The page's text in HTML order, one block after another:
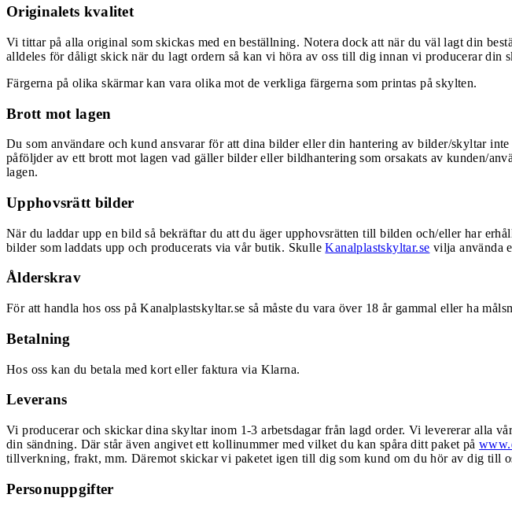
Originalets kvalitet
Vi tittar på alla original som skickas med en beställning. Notera dock att när du väl lagt din
alldeles för dåligt skick när du lagt ordern så kan vi höra av oss till dig innan vi producerar din
Färgerna på olika skärmar kan vara olika mot de verkliga färgerna som printas på skylten.
Brott mot lagen
Du som användare och kund ansvarar för att dina bilder eller din hantering av bilder/skyltar
påföljder av ett brott mot lagen vad gäller bilder eller bildhantering som orsakats av kunden/
lagen.
Upphovsrätt bilder
När du laddar upp en bild så bekräftar du att du äger upphovsrätten till bilden och/eller har
bilder som laddats upp och producerats via vår butik. SkulleKanalplastskyltar.se vilja använda
Ålderskrav
För att handla hos oss på Kanalplastskyltar.se så måste du vara över 18 år gammal eller ha
Betalning
Hos oss kan du betala med kort eller faktura via Klarna.
Leverans
Vi producerar och skickar dina skyltar inom 1-3 arbetsdagar från lagd order. Vi levererar alla
din sändning. Där står även angivet ett kollinummer med vilket du kan spåra ditt paket på
tillverkning, frakt, mm. Däremot skickar vi paketet igen till dig som kund om du hör av dig till
Personuppgifter